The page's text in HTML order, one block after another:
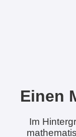
Einen
Im